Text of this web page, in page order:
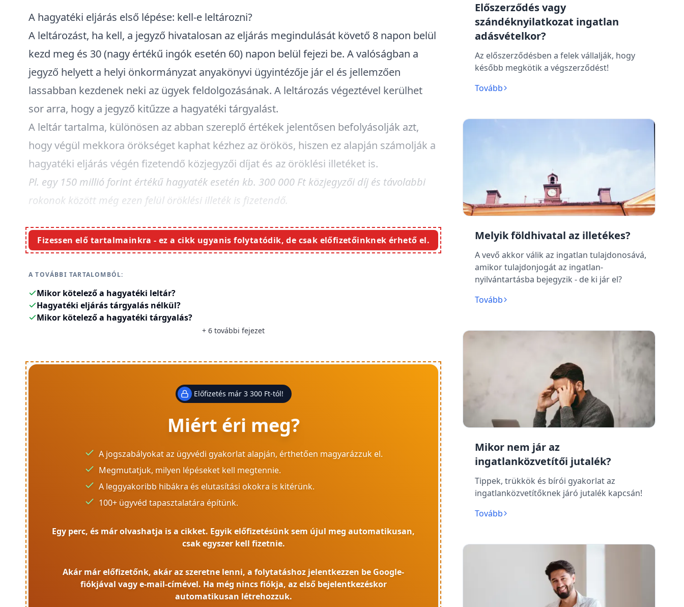
A hagyatéki eljárás első lépése: kell-e leltározni?
A leltározást, ha kell, a jegyző hivatalosan az eljárás megindulását követő 8 napon belül
kezd meg és 30 (nagy értékű ingók esetén 60) napon belül fejezi be. A valóságban a
jegyző helyett a helyi önkormányzat anyakönyvi ügyintézője jár el és jellemzően
lassabban kezdenek neki az ügyek feldolgozásának. A leltározás végeztével kerülhet
sor arra, hogy a jegyző kitűzze a hagyatéki tárgyalást.
A leltár tartalma, különösen az abban szereplő értékek jelentősen befolyásolják azt,
hogy végül mekkora örökséget kaphat kézhez az örökös, hiszen ez alapján számolják a
hagyatéki eljárás végén fizetendő közjegyzői díjat és az öröklési illetéket is.
Pl. egy 150 millió forint értékű hagyaték esetén kb. 300 000 Ft közjegyzői díj és távolabbi
rokonok között még ezen felül öröklési illeték is fizetendő.
Fizessen elő tartalmainkra - ez a cikk ugyanis folytatódik, de csak előfizetőinknek érhető el.
A TOVÁBBI TARTALOMBÓL:
Mikor kötelező a hagyatéki leltár?
Hagyatéki eljárás tárgyalás nélkül?
Mikor kötelező a hagyatéki tárgyalás?
+6 további fejezet
Előfizetés már 3 300 Ft-tól!
Miért éri meg?
A jogszabályokat az ügyvédi gyakorlat alapján, érthetően magyarázzuk el.
Megmutatjuk, milyen lépéseket kell megtennie.
A leggyakoribb hibákra és elutasítási okokra is kitérünk.
100+ ügyvéd tapasztalatára építünk.
Egy perc, és már olvashatja is a cikket. Egyik előfizetésünk sem újul meg automatikusan,
csak egyszer kell fizetnie.
Akár már előfizetőnk, akár az szeretne lenni, a folytatáshoz jelentkezzen be Google-
fiókjával vagy e-mail-címével. Ha még nincs fiókja, az első bejelentkezéskor
automatikusan létrehozzuk.
Előszerződés vagy
szándéknyilatkozat ingatlan
adásvételkor?
Az előszerződésben a felek vállalják, hogy
később megkötik a végszerződést!
Tovább
Melyik földhivatal az illetékes?
A vevő akkor válik az ingatlan tulajdonosává,
amikor tulajdonjogát az ingatlan-
nyilvántartásba bejegyzik - de ki jár el?
Tovább
Mikor nem jár az
ingatlanközvetítői jutalék?
Tippek, trükkök és bírói gyakorlat az
ingatlanközvetítőknek járó jutalék kapcsán!
Tovább